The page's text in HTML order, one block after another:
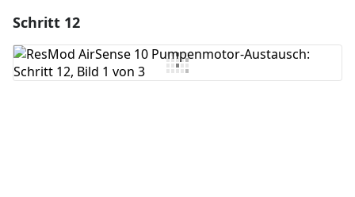
Kommentar hinzufügen
Schritt 12